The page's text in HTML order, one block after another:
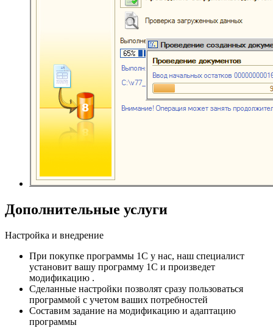
Дополнительные услуги
Настройка и внедрение
При покупке программы 1С у нас, наш специалист
установит вашу программу 1С и произведет
модификацию .
Сделанные настройки позволят сразу пользоваться
программой с учетом ваших потребностей
Составим задание на модификацию и адаптацию
программы